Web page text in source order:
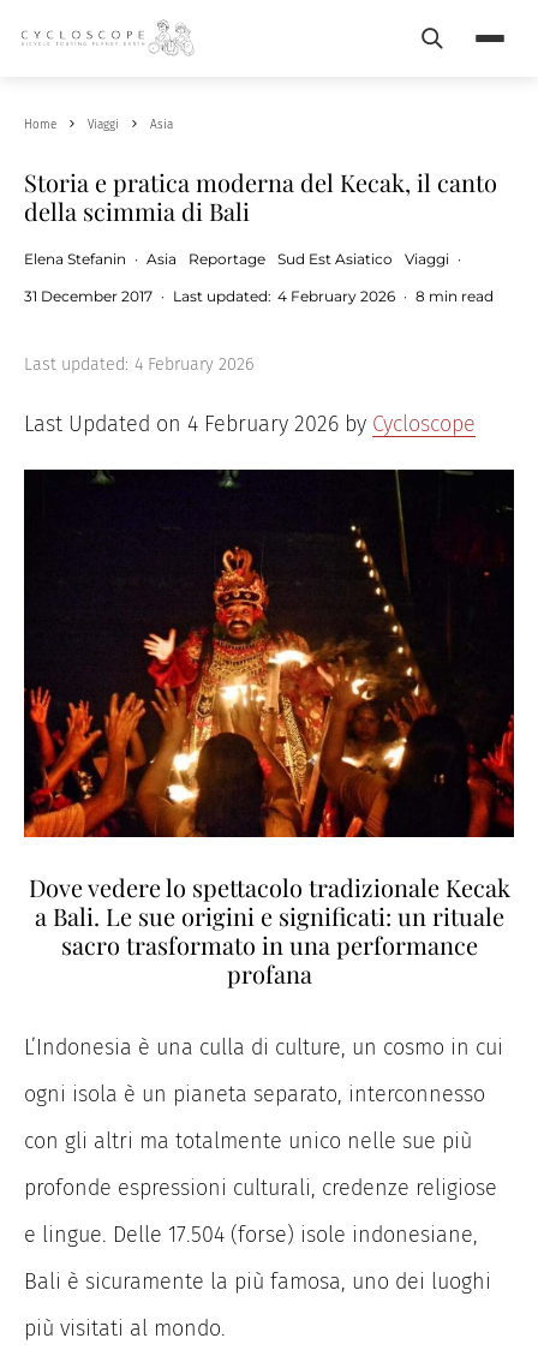
Search
Home Viaggi Asia
Storia e pratica moderna del Kecak, il canto
della scimmia di Bali
Elena Stefanin · Asia Reportage Sud Est Asiatico Viaggi ·
31 December 2017 · Last updated: 4 February 2026 · 8 min read
Last updated: 4 February 2026
Last Updated on 4 February 2026 by Cycloscope
Dove vedere lo spettacolo tradizionale Kecak
a Bali. Le sue origini e significati: un rituale
sacro trasformato in una performance
profana
L’Indonesia è una culla di culture, un cosmo in cui
ogni isola è un pianeta separato, interconnesso
con gli altri ma totalmente unico nelle sue più
profonde espressioni culturali, credenze religiose
e lingue. Delle 17.504 (forse) isole indonesiane,
Bali è sicuramente la più famosa, uno dei luoghi
più visitati al mondo.